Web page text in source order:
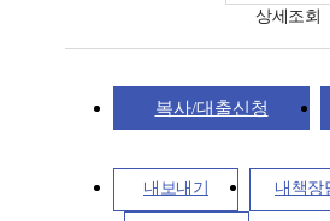
상세조회
복사/대출신청
내보내기 내책장